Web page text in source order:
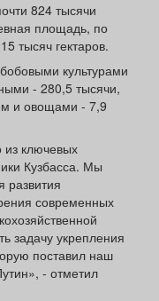
Проекты
824 тысячи
площадь, по
тысяч гектаров.
культурами
- 280,5 тысячи,
и овощами - 7,9
из ключевых
Кузбасса. Мы
развития
современных
задачу укрепления
поставил наш
- отметил